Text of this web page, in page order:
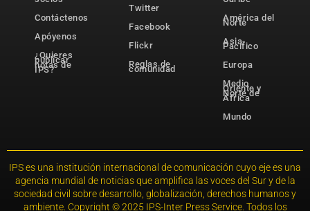
Contáctenos
Apóyenos
¿Quieres
publicar
notas de
IPS?
Twitter
Facebook
Flickr
Reglas de
comunidad
América del
Norte
Asia-
Pacífico
Europa
Medio
Oriente y
Norte de
África
Mundo
IPS es una institución internacional de comunicación cuyo eje es una
agencia mundial de noticias que amplifica las voces del Sur y de la
sociedad civil sobre desarrollo, globalización, derechos humanos y
ambiente. Copyright © 2025 IPS-Inter Press Service. Todos los